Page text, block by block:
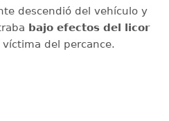
descendió del vehículo y
bajo efectos del licor
del percance.